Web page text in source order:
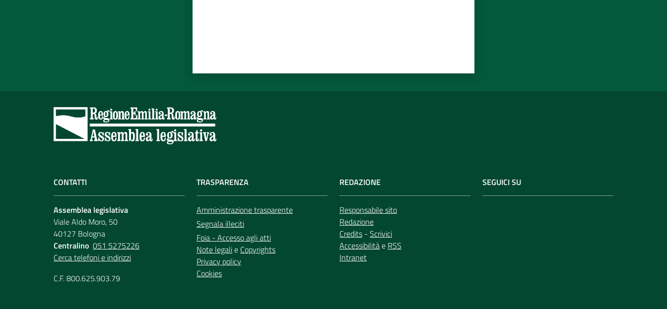
CONTATTI
Assemblea legislativa
Viale Aldo Moro, 50
40127 Bologna
Centralino 051 5275226
Cerca telefoni e indirizzi
C.F. 800.625.903.79
TRASPARENZA
Amministrazione trasparente
Segnala illeciti
Foia - Accesso agli atti
Note legalie Copyrights
Privacy policy
Cookies
REDAZIONE
Responsabile sito
Redazione
Credits - Scrivici
Accessibilitàe RSS
Intranet
SEGUICI SU